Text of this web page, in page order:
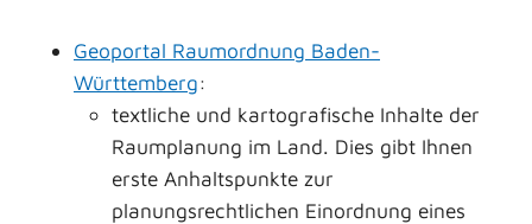
Geoportal Raumordnung Baden-
Württemberg:
textliche und kartografische Inhalte der
Raumplanung im Land. Dies gibt Ihnen
erste Anhaltspunkte zur
planungsrechtlichen Einordnung eines